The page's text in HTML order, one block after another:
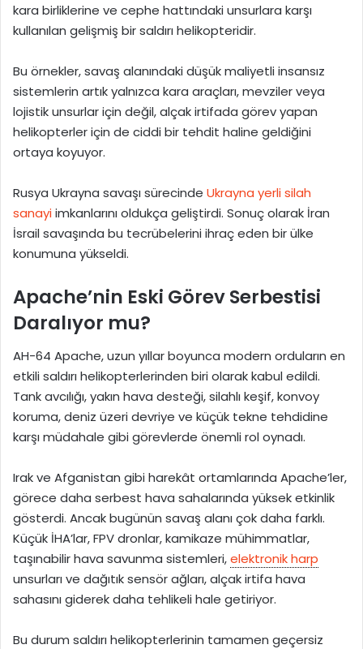
kara birliklerine ve cephe hattındaki unsurlara karşı
kullanılan gelişmiş bir saldırı helikopteridir.
Bu örnekler, savaş alanındaki düşük maliyetli insansız
sistemlerin artık yalnızca kara araçları, mevziler veya
lojistik unsurlar için değil, alçak irtifada görev yapan
helikopterler için de ciddi bir tehdit haline geldiğini
ortaya koyuyor.
Rusya Ukrayna savaşı sürecinde Ukrayna yerli silah
sanayiimkanlarını oldukça geliştirdi. Sonuç olarak İran
İsrail savaşında bu tecrübelerini ihraç eden bir ülke
konumuna yükseldi.
Apache’nin Eski Görev Serbestisi
Daralıyor mu?
AH-64 Apache, uzun yıllar boyunca modern orduların en
etkili saldırı helikopterlerinden biri olarak kabul edildi.
Tank avcılığı, yakın hava desteği, silahlı keşif, konvoy
koruma, deniz üzeri devriye ve küçük tekne tehdidine
karşı müdahale gibi görevlerde önemli rol oynadı.
Irak ve Afganistan gibi harekât ortamlarında Apache’ler,
görece daha serbest hava sahalarında yüksek etkinlik
gösterdi. Ancak bugünün savaş alanı çok daha farklı.
Küçük İHA’lar, FPV dronlar, kamikaze mühimmatlar,
taşınabilir hava savunma sistemleri,elektronik harp
unsurları ve dağıtık sensör ağları, alçak irtifa hava
sahasını giderek daha tehlikeli hale getiriyor.
Bu durum saldırı helikopterlerinin tamamen geçersiz